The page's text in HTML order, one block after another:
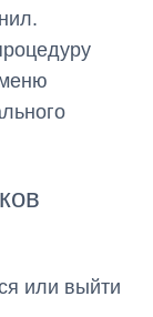
или выйти